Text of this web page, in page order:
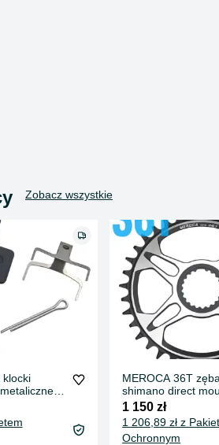
Zobacz wszystkie
klocki
MEROCA 36T
shimano direct
korby gravel
1 150 zł
1 206,89 zł z
Ochronnym